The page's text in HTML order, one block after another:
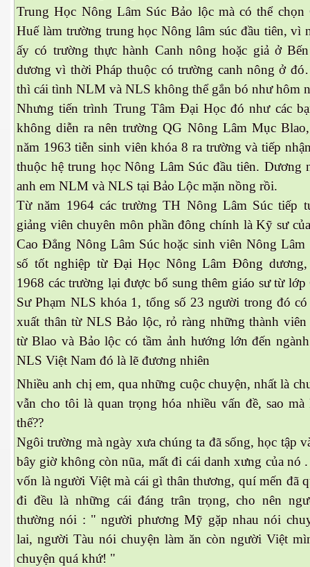
Trung Học Nông Lâm Súc Bảo lộc mà có thể chọn
Huế làm trường trung học Nông lâm súc đầu tiên, vì
ấy có trường thực hành Canh nông hoặc giả ở
dương vì thời Pháp thuộc có trường canh nông ở
thì cái tình NLM và NLS không thể gắn bó như hôm
Nhưng tiến trình Trung Tâm Đại Học đó như các
không diễn ra nên trường QG Nông Lâm Mục
năm 1963 tiễn sinh viên khóa 8 ra trường và tiếp
thuộc hệ trung học Nông Lâm Súc đầu tiên. Dương
anh em NLM và NLS tại Bảo Lộc mặn nồng rồi.
Từ năm 1964 các trường TH Nông Lâm Súc tiếp
giảng viên chuyên môn phần đông chính là Kỹ sư
Cao Đẳng Nông Lâm Súc hoặc sinh viên Nông Lâm
số tốt nghiệp từ Đại Học Nông Lâm Đông dương,
1968 các trường lại được bổ sung thêm giáo sư từ lớp
Sư Phạm NLS khóa 1, tổng số 23 người trong đó
xuất thân từ NLS Bảo lộc, rỏ ràng những thành viên
từ Blao và Bảo lộc có tầm ảnh hướng lớn đến
NLS Việt Nam đó là lẽ đương nhiên
Nhiều anh chị em, qua những cuộc chuyện, nhất là
vẫn cho tôi là quan trọng hóa nhiều vấn đề, sao mà
thế??
Ngôi trường mà ngày xưa chúng ta đã sống, học tập
bây giờ không còn nũa, mất đi cái danh xưng của nó
vốn là người Việt mà cái gì thân thương, quí mến đã
đi đều là những cái đáng trân trọng, cho nên
thường nói : " người phương Mỹ gặp nhau nói
lai, người Tàu nói chuyện làm ăn còn người Việt
chuyện quá khứ! "
Hạng